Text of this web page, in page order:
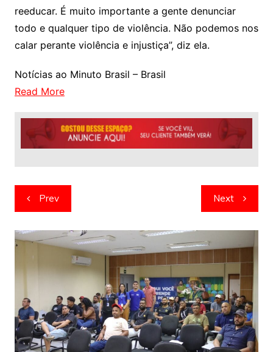
reeducar. É muito importante a gente denunciar
todo e qualquer tipo de violência. Não podemos nos
calar perante violência e injustiça”, diz ela.
Notícias ao Minuto Brasil – Brasil
Read More
Navegação
de
artigos
Prev Next